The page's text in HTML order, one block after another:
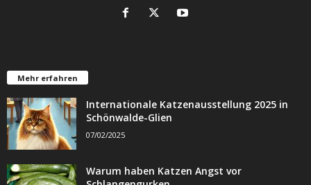
Mehr erfahren
Internationale Katzenausstellung 2025 in
Schönwalde-Glien
07/02/2025
Warum haben Katzen Angst vor